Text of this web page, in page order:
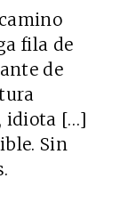
fila de
de
idiota […]
Sin